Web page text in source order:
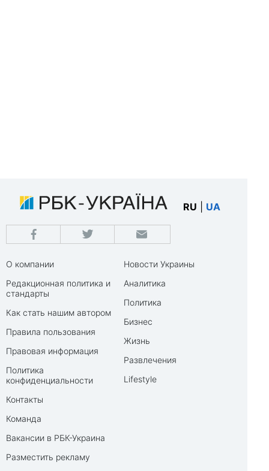
RU UA
О компании
Редакционная политика и
стандарты
Как стать нашим автором
Правила пользования
Правовая информация
Политика
конфиденциальности
Контакты
Команда
Вакансии в РБК-Украина
Разместить рекламу
Новости Украины
Аналитика
Политика
Бизнес
Жизнь
Развлечения
Lifestyle